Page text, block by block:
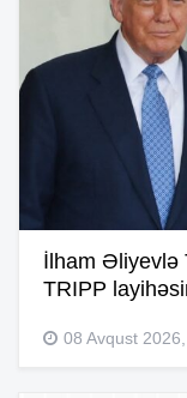
İlham Əliyevlə
TRIPP
08 Avqust